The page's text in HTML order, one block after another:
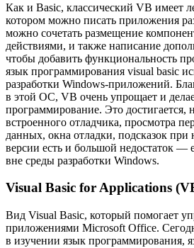
Как и Basic, классический VB имеет
котором можно писать приложения
можно сочетать размещение
действиями, и также написание
чтобы добавить функциональность
язык программирования visual basic
разработки Windows-приложений.
в этой ОС, VB очень упрощает и
программирование. Это достигается,
встроенного отладчика, просмотра
данных, окна отладки, подсказок при
версии есть и большой недостаток —
вне среды разработки Windows.
Visual Basic for Applications
Вид Visual Basic, который помогает
приложениями Microsoft Office.
в изучении язык программирования,